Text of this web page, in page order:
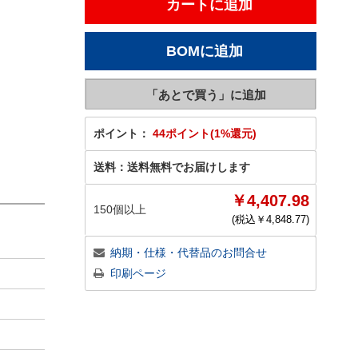
ポイント： 44ポイント(1%還元)
送料： 送料無料でお届けします
150個以上 ￥4,407.98
(税込￥ 4,848.77)
納期・仕様・代替品のお問合せ
印刷ページ